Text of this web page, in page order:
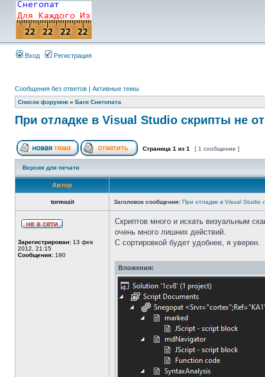
Вход Регистрация
Сообщения без ответов | Активные темы
Список форумов » Баги Снегопата
При отладке в Visual Studio скрипты не
Страница 1 из 1 [ 1 сообщение ]
Версия для печати
Автор
tormozit Заголовок сообщения: При отладке в Visual Studio
Зарегистрирован: 13 фев
2012, 21:15
Сообщения: 190
Скриптов много и искать визуальным
очень много лишних действий.
С сортировкой будет удобнее, я уверен.
Вложения: